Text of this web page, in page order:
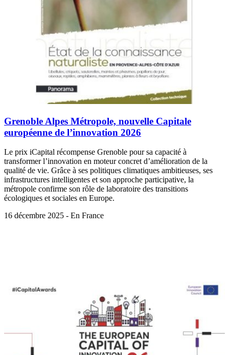
Grenoble Alpes Métropole, nouvelle Capitale
européenne de l’innovation 2026
Le prix iCapital récompense Grenoble pour sa capacité à
transformer l’innovation en moteur concret d’amélioration de la
qualité de vie. Grâce à ses politiques climatiques ambitieuses, ses
infrastructures intelligentes et son approche participative, la
métropole confirme son rôle de laboratoire des transitions
écologiques et sociales en Europe.
16 décembre 2025 - En France